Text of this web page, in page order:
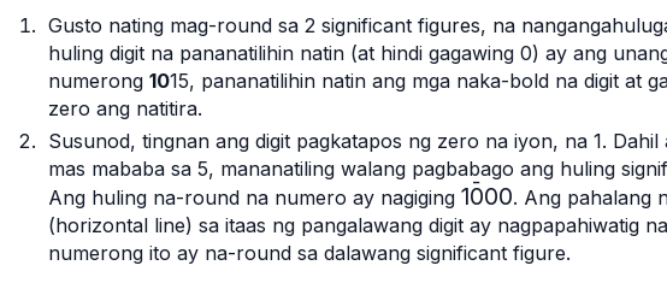
Gusto nating mag-round sa 2 significant figures, na
huling digit na pananatilihin natin (at hindi gagawing 0) ay ang
numerong 1015, pananatilihin natin ang mga naka-bold na digit at
zero ang natitira.
Susunod, tingnan ang digit pagkatapos ng zero na iyon, na 1. Dahil
mas mababa sa 5, mananatiling walang pagbabago ang huling
Ang huling na-round na numero ay nagiging 1\bar{0}00
10
ˉ00. Ang pahalang
(horizontal line) sa itaas ng pangalawang digit ay nagpapahiwatig
numerong ito ay na-round sa dalawang significant figure.